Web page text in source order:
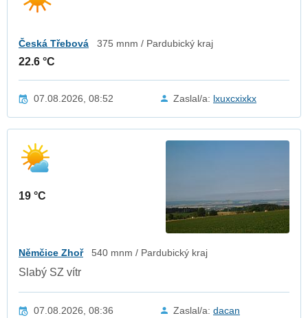
Česká Třebová 375 mnm / Pardubický kraj
22.6 °C
07.08.2026, 08:52 Zaslal/a: lxuxcxixkx
19 °C
Němčice Zhoř 540 mnm / Pardubický kraj
Slabý SZ vítr
07.08.2026, 08:36 Zaslal/a: dacan